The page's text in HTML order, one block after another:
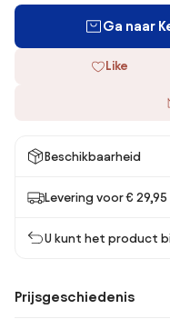
Ga naar
Like
Beschikbaarheid
Levering voor € 29,95
U kunt het product
Prijsgeschiedenis